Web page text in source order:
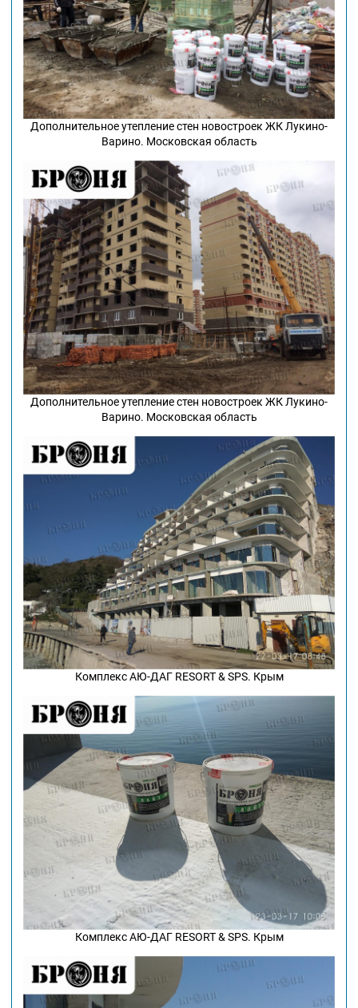
Дополнительное утепление стен новостроек ЖК Лукино-
Варино. Московская область
Дополнительное утепление стен новостроек ЖК Лукино-
Варино. Московская область
Комплекс АЮ-ДАГ RESORT & SPS. Крым
Комплекс АЮ-ДАГ RESORT & SPS. Крым